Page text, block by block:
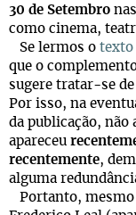
30 de Setembro
como cinema,
Se lermos o texto
que o
sugere tratar-se
Por isso, na
da publicação, não
apareceu
recentemente,
alguma
Portanto, mesmo